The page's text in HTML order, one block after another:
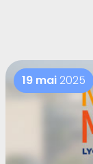
19 mai2025